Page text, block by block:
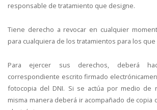
responsable de tratamiento que designe.
Tiene derecho a revocar en cualquier
para cualquiera de los tratamientos para los
Para ejercer sus derechos, deberá
correspondiente escrito firmado
fotocopia del DNI. Si se actúa por medio de
misma manera deberá ir acompañado de copia